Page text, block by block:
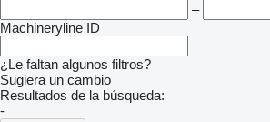
–
Machineryline ID
¿Le faltan algunos filtros?
Sugiera un cambio
Resultados de la búsqueda:
-